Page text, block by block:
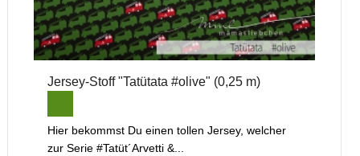
Jersey-Stoff "Tatütata #olive" (0,25 m)
Hier bekommst Du einen tollen Jersey, welcher
zur Serie #Tatüt´Arvetti &...